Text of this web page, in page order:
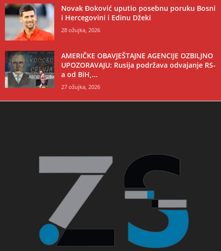
Novak Đoković uputio posebnu poruku Bosni
i Hercegovini i Edinu Džeki
28 ožujka, 2026
AMERIČKE OBAVJEŠTAJNE AGENCIJE OZBILJNO
UPOZORAVAJU: Rusija podržava odvajanje RS-
a od BiH,...
27 ožujka, 2026